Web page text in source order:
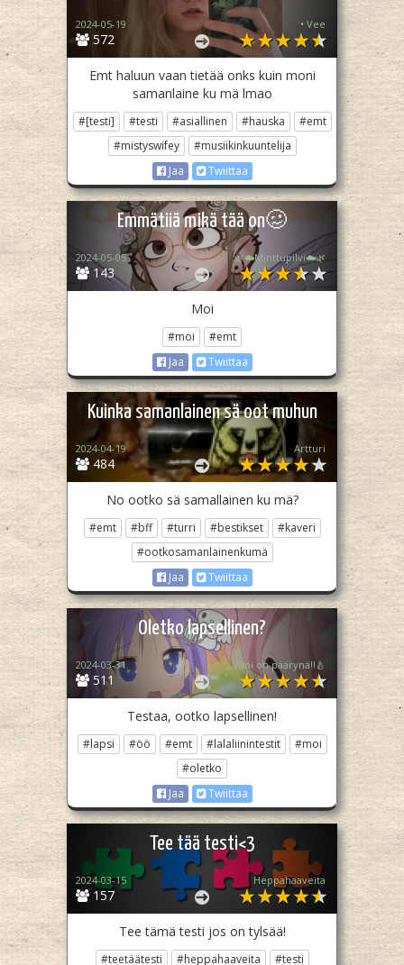
572
2024-05-19 • Vee
Emt haluun vaan tietää onks kuin moni
samanlaine ku mä lmao
#[testi] #testi #asiallinen #hauska
#emt
#mistyswifey
#musiikinkuuntelija
Jaa
Twiittaa
Emmätiiä mikä tää on🥴
143
2024-05-05 🌿☁️Minttupilvi☁️🌿
Moi
#moi
#emt
Jaa
Twiittaa
Kuinka samanlainen sä oot muhun
484
2024-04-19 Artturi
No ootko sä samallainen ku mä?
#emt #bff #turri #bestikset
#kaveri
#ootkosamanlainenkumä
Jaa
Twiittaa
Oletko lapsellinen?
511
2024-03-31 Vani on päärynä‼️🍐
Testaa, ootko lapsellinen!
#lapsi #öö #emt #lalaliinintestit
#moi
#oletko
Jaa
Twiittaa
Tee tää testi<3
157
2024-03-15 Heppahaaveita
Tee tämä testi jos on tylsää!
#teetäätesti #heppahaaveita
#testi